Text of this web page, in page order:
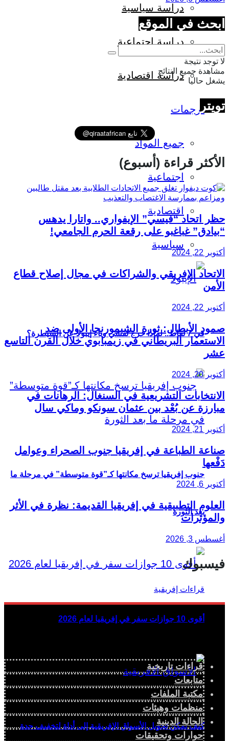
دراسة سياسية
دراسة اجتماعية
دراسة اقتصادية
ترجمات
جميع المواد
اجتماعية
اقتصادية
سياسية
في 7 نقاط.. لماذا خرج تفشي وباء إيبولا عن السيطرة؟
جنوب إفريقيا ترسخ مكانتها كـ”قوة متوسطة” في مرحلة ما
بعد الثورة
أقوى 10 جوازات سفر في إفريقيا لعام 2026
كيف يمكن تحويل الأسواق الإفريقية إلى أداة لتخفيف حدة
ابحث في الموقع
لا توجد نتيجة
مشاهدة جميع النتائج
يشغل حاليا
تويتر
الأكثر قراءة (أسبوع)
حظر اتحاد “فيسي” الإيفواري.. واتارا يدهس
“بيادق” غباغبو على رقعة الحرم الجامعي!
أكتوبر 22, 2024
الاتحاد الإفريقي والشراكات في مجال إصلاح قطاع
الأمن
أكتوبر 22, 2024
صمود الأبطال: ثورة الشيمورنجا الأولى ضد
الاستعمار البريطاني في زيمبابوي خلال القرن التاسع
عشر
أكتوبر 20, 2024
الانتخابات التشريعية في السنغال: الرهانات في
مبارزة عن بُعْد بين عثمان سونكو وماكي سال
أكتوبر 21, 2024
صناعة الطباعة في إفريقيا جنوب الصحراء وعوامل
دَفْعها
أكتوبر 6, 2024
العلوم التطبيقية في إفريقيا القديمة: نظرة في الأثر
والمؤثرات
أغسطس 3, 2026
فيسبوك
قراءات تاريخية
متابعات
مكتبة الملفات
منظمات وهيئات
الحالة الدينية
حوارات وتحقيقات